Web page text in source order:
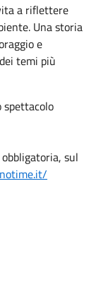
a riflettere
Una storia
e
temi più
spettacolo
sul